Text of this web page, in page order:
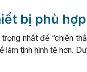
bị phù
nhất để “chiến
tình hình tệ hơn.